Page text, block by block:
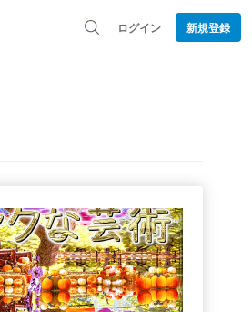
ログイン 新規登録